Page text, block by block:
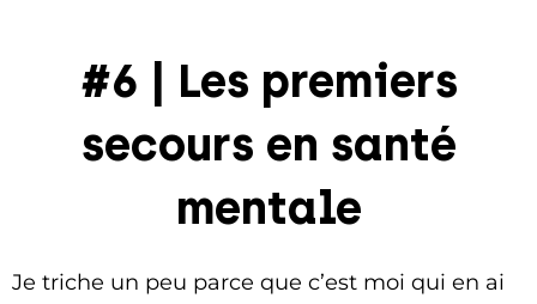
#6 | Les premiers
secours en santé
mentale
Je triche un peu parce que c’est moi qui en ai